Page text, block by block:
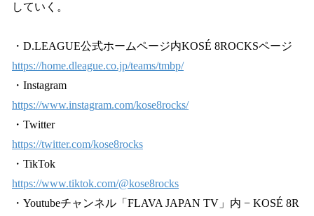
していく。
・D.LEAGUE公式ホームページ内KOSÉ 8ROCKSページ
https://home.dleague.co.jp/teams/tmbp/
・Instagram
https://www.instagram.com/kose8rocks/
・Twitter
https://twitter.com/kose8rocks
・TikTok
https://www.tiktok.com/@kose8rocks
・Youtubeチャンネル「FLAVA JAPAN TV」内 − KOSÉ 8R